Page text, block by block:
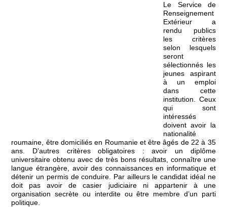
Le Service de
Renseignement
Extérieur a
rendu publics
les critères
selon lesquels
seront
sélectionnés les
jeunes aspirant
à un emploi
dans cette
institution. Ceux
qui sont
intéressés
doivent avoir la
nationalité
roumaine, être domiciliés en Roumanie et être âgés de 22 à 35
ans. D’autres critères obligatoires : avoir un diplôme
universitaire obtenu avec de très bons résultats, connaître une
langue étrangère, avoir des connaissances en informatique et
détenir un permis de conduire. Par ailleurs le candidat idéal ne
doit pas avoir de casier judiciaire ni appartenir à une
organisation secrète ou interdite ou être membre d’un parti
politique.